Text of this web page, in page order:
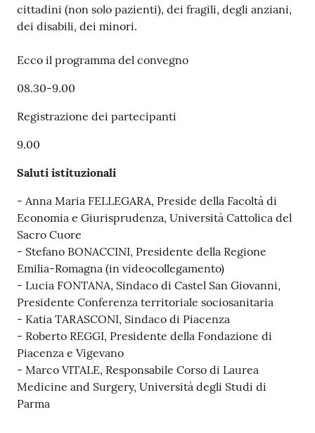
cittadini (non solo pazienti), dei fragili, degli anziani,
dei disabili, dei minori.
Ecco il programma del convegno
08.30-9.00
Registrazione dei partecipanti
9.00
Saluti istituzionali
- Anna Maria FELLEGARA, Preside della Facoltà di
Economia e Giurisprudenza, Università Cattolica del
Sacro Cuore
- Stefano BONACCINI, Presidente della Regione
Emilia-Romagna (in videocollegamento)
- Lucia FONTANA, Sindaco di Castel San Giovanni,
Presidente Conferenza territoriale sociosanitaria
- Katia TARASCONI, Sindaco di Piacenza
- Roberto REGGI, Presidente della Fondazione di
Piacenza e Vigevano
- Marco VITALE, Responsabile Corso di Laurea
Medicine and Surgery, Università degli Studi di
Parma